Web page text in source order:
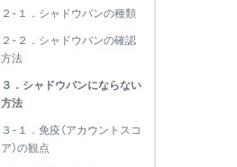
２-１．シャドウバンの種類
２-２．シャドウバンの確認
方法
３．シャドウバンにならない
方法
３-１．免疫（アカウントスコ
ア）の観点